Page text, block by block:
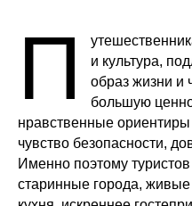
П
и культура,
образ жизни и
большую
нравственные
чувство безопасности,
Именно поэтому
старинные города,